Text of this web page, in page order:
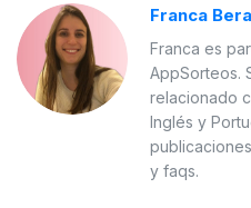
Franca
Franca es
AppSorteos.
relacionado
Inglés y
y faqs.